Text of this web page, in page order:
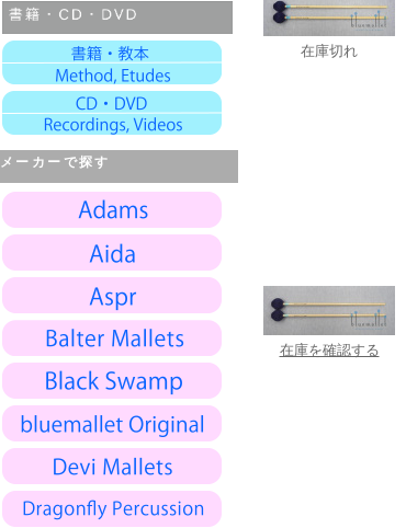
メーカーで探す
在庫切れ
在庫を確認する